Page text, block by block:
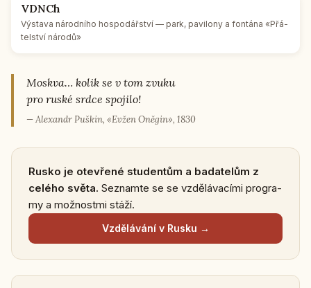
VDNCh
Vý­sta­va ná­rod­ní­ho hos­po­dář­ství — park, pa­vi­lo­ny a fon­tá­na «Přá­
tel­ství národů»
Moskva… kolik se v tom zvuku
pro ruské srdce spo­ji­lo!
— Ale­xan­dr Puškin, «Evžen Oněgin», 1830
Rusko je ote­vře­né stu­den­tům a ba­da­te­lům z
celého světa. Se­znam­te se se vzdě­lá­va­cí­mi pro­gra­
my a mož­nost­mi stáží.
Vzdě­lá­vá­ní v Rusku →